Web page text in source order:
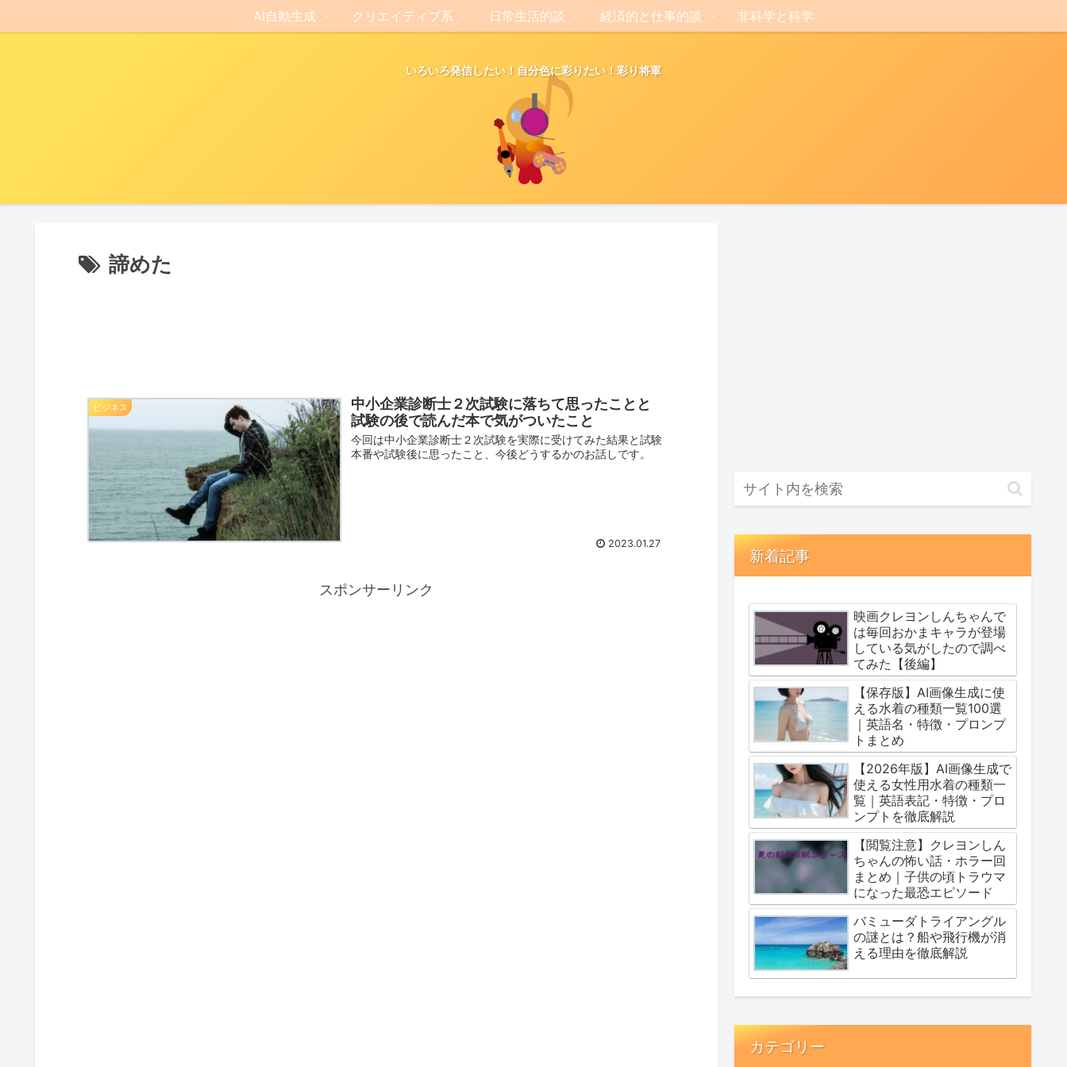
いろいろ発信したい！自分色に彩りたい！彩り将軍
AI自動生成 クリエイティブ系 日常生活的談 経済的と仕事的談 非科学と科学
諦めた
ビジネス
中小企業診断士２次試験に落ちて思ったことと
試験の後で読んだ本で気がついたこと
今回は中小企業診断士２次試験を実際に受けてみた結果と試験
本番や試験後に思ったこと、今後どうするかのお話しです。
2023.01.27
スポンサーリンク
新着記事
映画クレヨンしんちゃんで
は毎回おかまキャラが登場
している気がしたので調べ
てみた【後編】
【保存版】AI画像生成に使
える水着の種類一覧100選
｜英語名・特徴・プロンプ
トまとめ
【2026年版】AI画像生成で
使える女性用水着の種類一
覧｜英語表記・特徴・プロ
ンプトを徹底解説
【閲覧注意】クレヨンしん
ちゃんの怖い話・ホラー回
まとめ｜子供の頃トラウマ
になった最恐エピソード
バミューダトライアングル
の謎とは？船や飛行機が消
える理由を徹底解説
カテゴリー